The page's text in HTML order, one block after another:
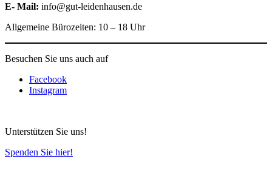
E- Mail: info@gut-leidenhausen.de
Allgemeine Bürozeiten: 10 – 18 Uhr
Besuchen Sie uns auch auf
Facebook
Instagram
Unterstützen Sie uns!
Spenden Sie hier!